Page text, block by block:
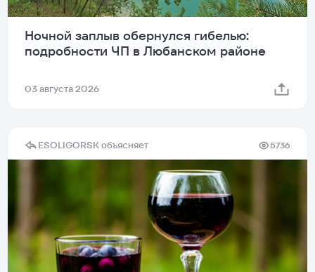
Ночной заплыв обернулся гибелью:
подробности ЧП в Любанском районе
03 августа 2026
ESOLIGORSK объясняет 5736